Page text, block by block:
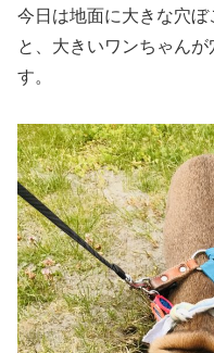
今日は地面に大きな穴
と、大きいワンちゃん
す。